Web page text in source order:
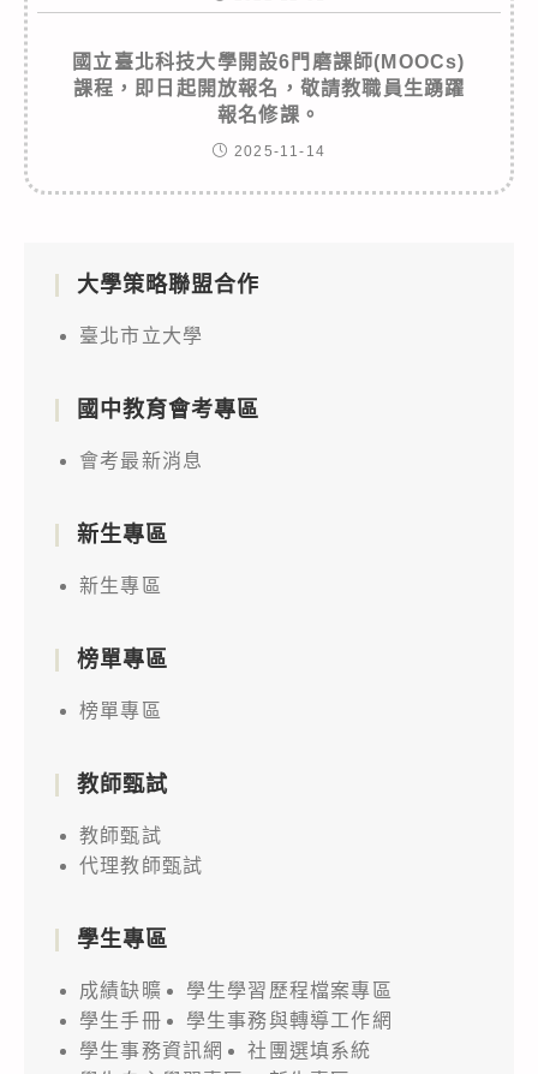
國立臺北科技大學開設6門磨課師(MOOCs)
課程，即日起開放報名，敬請教職員生踴躍
報名修課。
2025-11-14
大學策略聯盟合作
臺北市立大學
國中教育會考專區
會考最新消息
新生專區
新生專區
榜單專區
榜單專區
教師甄試
教師甄試
代理教師甄試
學生專區
成績缺曠
學生學習歷程檔案專區
學生手冊
學生事務與轉導工作網
學生事務資訊網
社團選填系統